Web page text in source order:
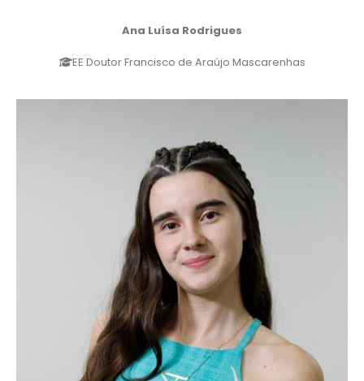
Ana Luísa Rodrigues
EE Doutor Francisco de Araújo Mascarenhas